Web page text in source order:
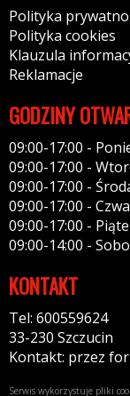
Polityka
Polityka cookies
Klauzula
Reklamacje
GODZINY
09:00-17:00 -
09:00-17:00 -
09:00-17:00 -
09:00-17:00 -
09:00-17:00 -
09:00-14:00 -
KONTAKT
Tel: 600559624
33-230 Szczucin
Kontakt: przez
Serwis wykorzystuje pliki